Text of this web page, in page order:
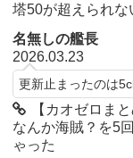
塔50が超えられな
名無しの艦長
2026.03.23
更新止まったのは
【カオゼロま
なんか海賊？を5
ゃった